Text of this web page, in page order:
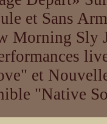
et Sans
Morning Sly
et
"Native